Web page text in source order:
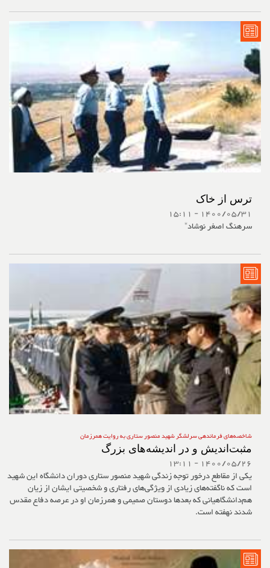
ترس از خاک
1400/05/31 - 15:11
سرهنگ اصغر نوشاد*
شاخصه‌های فرماندهی سرلشگر شهید منصور ستاری به روایت همرزمان
مثبت‌اندیش و در اندیشه‌های بزرگ
1400/05/26 - 13:11
یکی از مقاطع درخور توجه زندگی شهید منصور ستاری دوران دانشگاه این شهید
است که ناگفته‌های زیادی از ویژگی‌های رفتاری و شخصیتی ایشان از زیان
هم‌دانشگاهیانی که بعدها دوستان صمیمی و همرزمان او در عرصه دفاع مقدس
شدند نهفته است.